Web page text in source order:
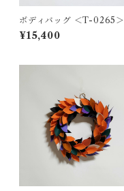
ボディバッグ ＜T-0265＞
¥15,400